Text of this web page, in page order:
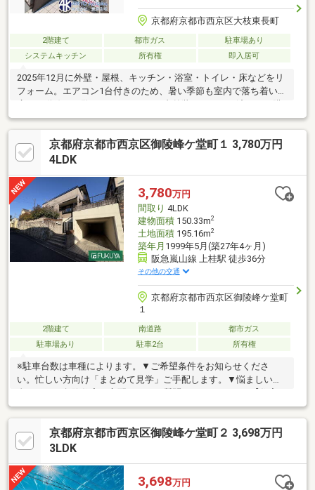
京都府京都市西京区大枝東長町
2階建て 都市ガス
駐車場あり
システムキッチン
所有権 即入居可
2025年12月に外壁・屋根、キッチン・浴室・トイレ・床などをリ
フォーム。エアコン1台付きのため、暑い季節も室内で落ち着いて
入後の改装負担を抑えやすい・キッチン・浴室・トイレ・床な
ど、毎日使う箇所を改装・エアコン1台付きで、夏場も室内をゆっ
くり見学しやすい・全居室6帖以上・収納付きで、寝室と仕事・趣
味部屋を分けやすい・スーパー・総合病院徒歩10分以内で、買物
便性が高い
京都府京都市西京区御陵峰ケ堂町１ 3,780万円
4LDK
3,780万円
間取り 4LDK
建物面積150.33m2
土地面積195.16m2
築年月 1999年5月(築27年4ヶ月)
阪急嵐山線 上桂駅 徒歩36分
その他の交通
京都府京都市西京区御陵峰ケ堂町
１
2階建て 南道路
都市ガス
駐車場あり
駐車2台 所有権
※駐車台数は車種によります。▼ご希望条件をお知らせくださ
い。忙しい方向け「まとめて見学」ご手配します。▼悩ましい頭
金のこと、欠陥住宅の心配など、ご質問だけでもどうぞ♪【住宅ロ
ーン相談・資金計画・無料】○ローン相談からしたい○どれくらい
借入可能か知りたい○金利優遇や住宅ローン控除などお得な情報
がほしい○車ローンや現借入をおまとめしたい○引越し代や家具購
入代も含めれますか など等ネット銀行、メガバンク、地方銀行
京都府京都市西京区御陵峰ケ堂町２ 3,698万円
3LDK
3,698万円